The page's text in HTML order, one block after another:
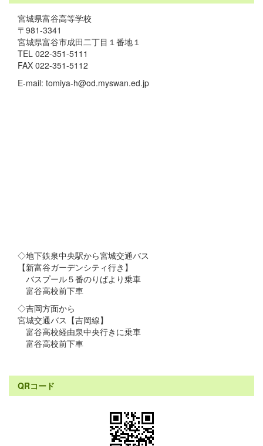
宮城県富谷高等学校
〒981-3341
宮城県富谷市成田二丁目１番地１
TEL 022-351-5111
FAX 022-351-5112
E-mail: tomiya-h@od.myswan.ed.jp
◇地下鉄泉中央駅から宮城交通バス
【新富谷ガーデンシティ行き】
バスプール５番のりばより乗車
富谷高校前下車
◇吉岡方面から
宮城交通バス【吉岡線】
富谷高校経由泉中央行きに乗車
富谷高校前下車
QRコード